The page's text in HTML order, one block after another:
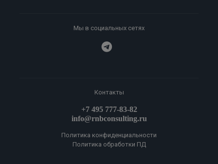
Мы в социальных сетях
Контакты
+7 495 777-83-82
info@rnbconsulting.ru
Политика конфиденциальности
Политика обработки ПД